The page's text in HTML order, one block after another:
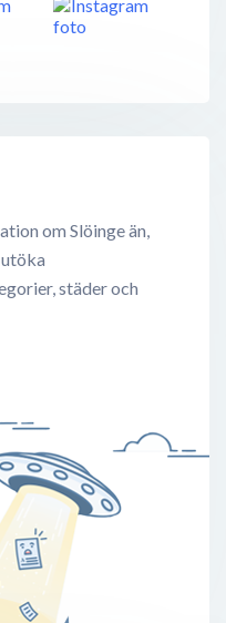
om Slöinge än,
städer och